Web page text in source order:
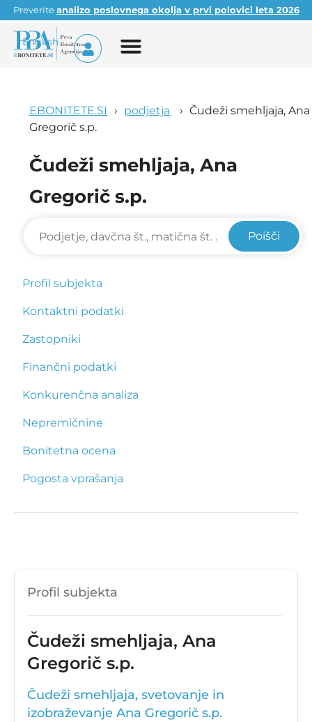
Preveriteanalizo poslovnega okolja v prvi polovici leta 2026
English
EBONITETE.SI podjetja
Čudeži smehljaja, Ana
Gregorič s.p.
Čudeži smehljaja, Ana
Gregorič s.p.
Poišči
Profil subjekta
Kontaktni podatki
Zastopniki
Finančni podatki
Konkurenčna analiza
Nepremičnine
Bonitetna ocena
Pogosta vprašanja
Profil subjekta
Čudeži smehljaja, Ana
Gregorič s.p.
Čudeži smehljaja, svetovanje in
izobraževanje Ana Gregorič s.p.